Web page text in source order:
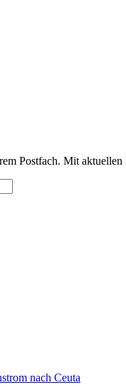
Postfach. Mit
nach Ceuta